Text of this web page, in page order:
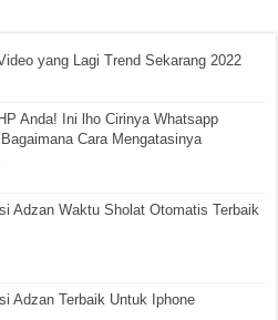
yang Lagi Trend Sekarang 2022
Anda! Ini lho Cirinya Whatsapp
Cara Mengatasinya
Adzan Waktu Sholat Otomatis Terbaik
Adzan Terbaik Untuk Iphone